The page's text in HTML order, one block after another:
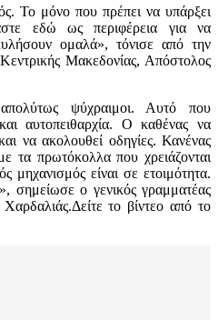
Το μόνο που πρέπει να υπάρξει
εδώ ως περιφέρεια για να
ομαλά», τόνισε από την
Μακεδονίας, Απόστολος
ψύχραιμοι. Αυτό που
αυτοπειθαρχία. Ο καθένας να
να ακολουθεί οδηγίες. Κανένας
τα πρωτόκολλα που χρειάζονται
μηχανισμός είναι σε ετοιμότητα.
σημείωσε ο γενικός γραμματέας
το βίντεο από το